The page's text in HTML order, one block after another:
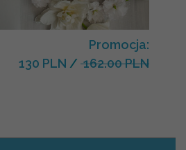
Promocja:
130 PLN / 162.00 PLN